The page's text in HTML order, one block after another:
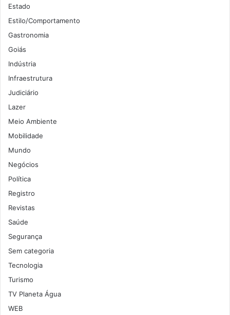
Estado
Estilo/Comportamento
Gastronomia
Goiás
Indústria
Infraestrutura
Judiciário
Lazer
Meio Ambiente
Mobilidade
Mundo
Negócios
Política
Registro
Revistas
Saúde
Segurança
Sem categoria
Tecnologia
Turismo
TV Planeta Água
WEB